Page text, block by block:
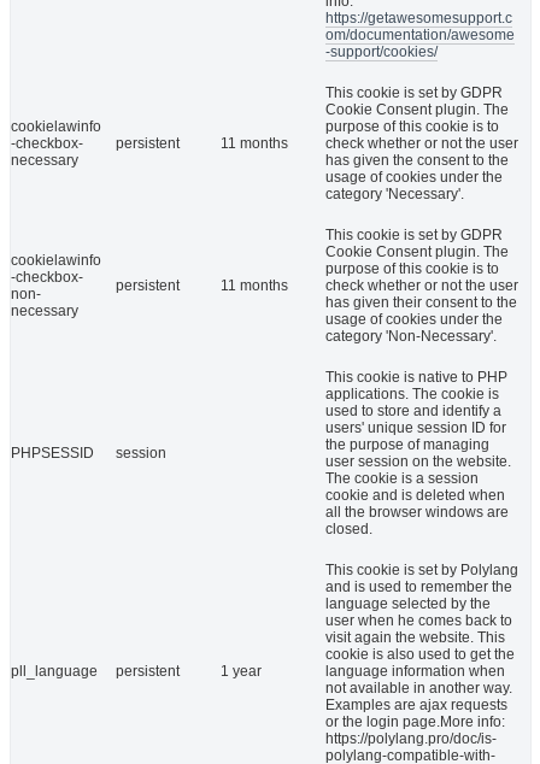
https://getawesomesupport.c
om/documentation/awesome
-support/cookies/
cookielawinfo
-checkbox-
necessary
persistent 11 months
This cookie is set by GDPR
Cookie Consent plugin. The
purpose of this cookie is to
check whether or not the user
has given the consent to the
usage of cookies under the
category 'Necessary'.
cookielawinfo
-checkbox-
non-
necessary
persistent 11 months
This cookie is set by GDPR
Cookie Consent plugin. The
purpose of this cookie is to
check whether or not the user
has given their consent to the
usage of cookies under the
category 'Non-Necessary'.
PHPSESSID session
This cookie is native to PHP
applications. The cookie is
used to store and identify a
users' unique session ID for
the purpose of managing
user session on the website.
The cookie is a session
cookie and is deleted when
all the browser windows are
closed.
pll_language persistent 1 year
This cookie is set by Polylang
and is used to remember the
language selected by the
user when he comes back to
visit again the website. This
cookie is also used to get the
language information when
not available in another way.
Examples are ajax requests
or the login page.More info:
https://polylang.pro/doc/is-
polylang-compatible-with-